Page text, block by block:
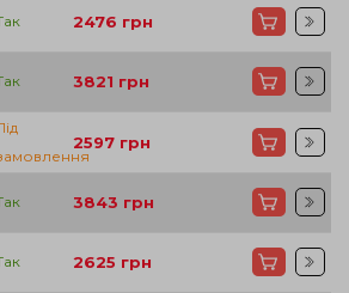
2476 грн
3821 грн
2597 грн
3843 грн
2625 грн